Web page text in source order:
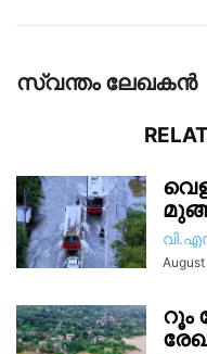
സ്വന്തം ലേഖകന്‍
റൂം